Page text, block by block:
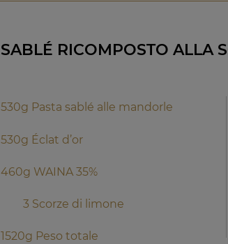
SABLÉ RICOMPOSTO ALLA
530g Pasta sablé alle mandorle
530g Éclat d’or
460g WAINA 35%
3 Scorze di limone
1520g Peso totale